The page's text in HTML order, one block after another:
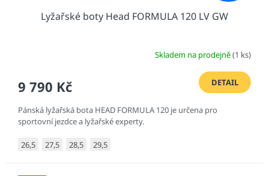
Lyžařské boty Head FORMULA 120 LV GW
Skladem na prodejně(1 ks)
9 790 Kč DETAIL
Pánská lyžařská bota HEAD FORMULA 120 je určena pro
sportovní jezdce a lyžařské experty.
26,5 27,5 28,5 29,5